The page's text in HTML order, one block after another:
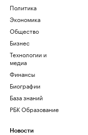
Политика
Экономика
Общество
Бизнес
Технологии и
медиа
Финансы
Биографии
База знаний
РБК Образование
Новости